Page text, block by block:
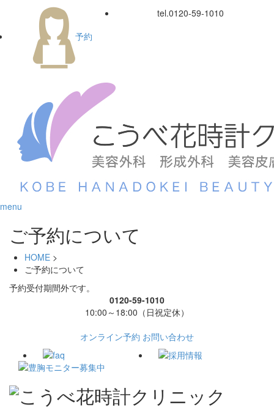
予約
tel.0120-59-1010
menu
ご予約について
HOME >
ご予約について
予約受付期間外です。
0120-59-1010
10:00～18:00（日祝定休）
オンライン予約 お問い合わせ